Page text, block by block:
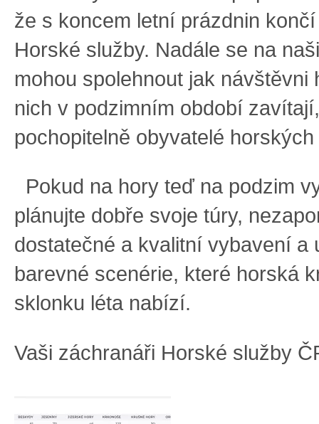
že s koncem letní prázdnin
Horské služby. Nadále se na
mohou spolehnout jak návštěvni
nich v podzimním období
pochopitelně obyvatelé
Pokud na hory teď na podzim
plánujte dobře svoje túry,
dostatečné a kvalitní vybavení a
barevné scenérie, které horská
sklonku léta nabízí.
Vaši záchranáři Horské služby